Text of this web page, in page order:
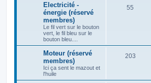
Electricité -
énergie (réservé
membres)
Le fil vert sur le bouton
vert, le fil bleu sur le
bouton bleu....
55
Moteur (réservé
membres)
Ici ça sent le mazout et
l'huile
203